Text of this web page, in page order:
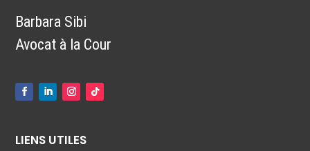
Barbara Sibi
Avocat à la Cour
LIENS UTILES